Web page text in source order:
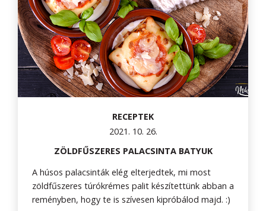
RECEPTEK
2021. 10. 26.
ZÖLDFŰSZERES PALACSINTA BATYUK
A húsos palacsinták elég elterjedtek, mi most
zöldfűszeres túrókrémes palit készítettünk abban a
reményben, hogy te is szívesen kipróbálod majd. :)